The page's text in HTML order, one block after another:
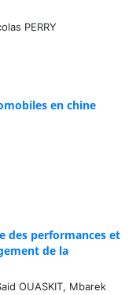
PERRY
en chine
des performances et
de la
OUASKIT, Mbarek